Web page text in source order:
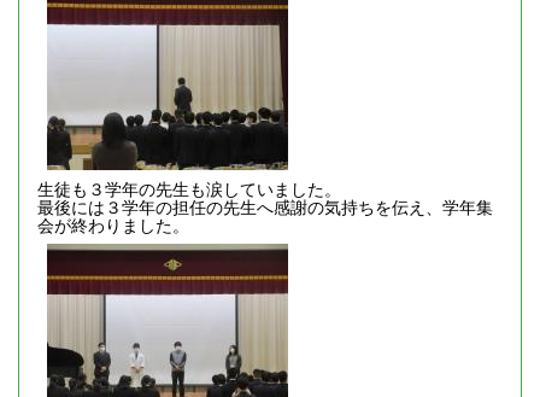
生徒も３学年の先生も涙していました。
最後には３学年の担任の先生へ感謝の気持ちを伝え、学年集
会が終わりました。